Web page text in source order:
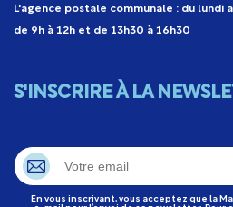
L'agence postale communale : du lundi
de 9h à 12h et de 13h30 à 16h30
S'INSCRIRE À LA
En vous inscrivant, vous acceptez que la